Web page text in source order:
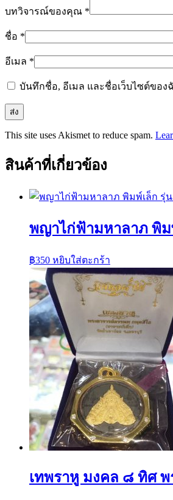
บทวิจารณ์ของคุณ *
ชื่อ *
อีเมล *
บันทึกชื่อ, อีเมล และชื่อเว็บไซต์ของ
This site uses Akismet to reduce spam.
สินค้าที่เกี่ยวข้อง
พญาไก่ฟ้ามหาลาภ พิม
฿350 หยิบใส่ตะกร้า
เทพราหู มงคล ๘ ทิศ